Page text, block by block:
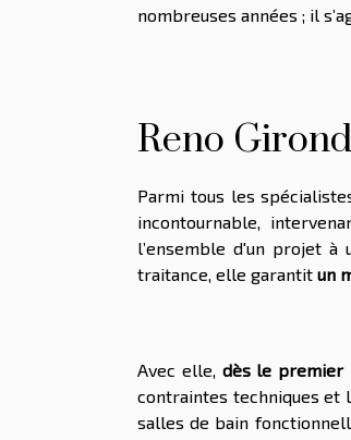
nombreuses années ; il
Reno
Parmi tous les
incontournable,
l’ensemble d'un projet à
traitance, elle garantit un
Avec elle, dès le premier
contraintes techniques et
salles de bain